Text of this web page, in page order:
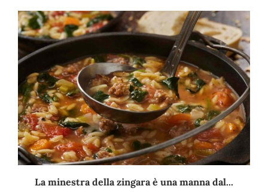
La minestra della zingara è una manna dal...